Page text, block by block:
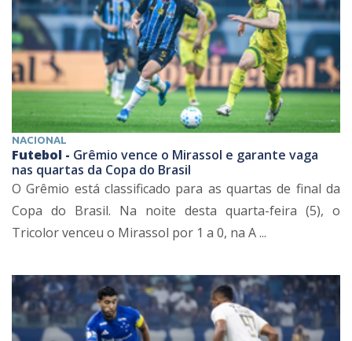
NACIONAL
Futebol - Grêmio vence o Mirassol e garante vaga
nas quartas da Copa do Brasil
O Grêmio está classificado para as quartas de final da
Copa do Brasil. Na noite desta quarta-feira (5), o
Tricolor venceu o Mirassol por 1 a 0, na A ...